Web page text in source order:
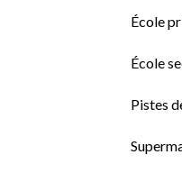
École
École
Pistes